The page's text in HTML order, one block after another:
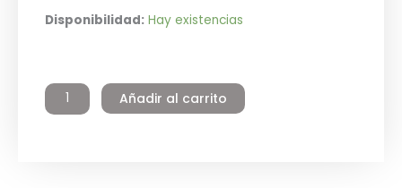
$1.111.990.
$654.990.
Disponibilidad: Hay existencias
Termo
200
litros
Añadir al carrito